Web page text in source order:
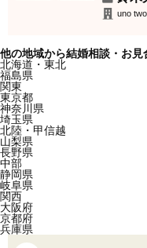
uno
他の地域から結婚相談・お
北海道・東北
福島県
関東
東京都
神奈川県
埼玉県
北陸・甲信越
山梨県
長野県
中部
静岡県
岐阜県
関西
大阪府
京都府
兵庫県